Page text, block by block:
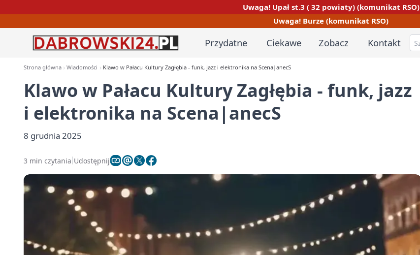
Uwaga! Upał st.3 ( 32 powiaty) (komunikat RSO)
Uwaga! Burze (komunikat RSO)
Przydatne Ciekawe Zobacz Kontakt
Strona główna Wiadomości Klawo w Pałacu Kultury Zagłębia - funk, jazz i elektronika na Scena|anecS
Klawo w Pałacu Kultury Zagłębia - funk, jazz
i elektronika na Scena|anecS
8 grudnia 2025
3 min czytania Udostępnij